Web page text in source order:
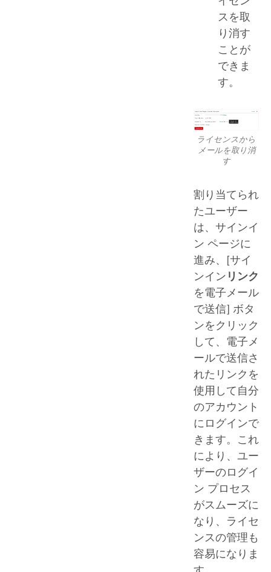
スを取
り消す
ことが
できま
す。
ライセンスから
メールを取り消
す
割り当てられ
たユーザー
は、サインイ
ン ページに
進み、[サイ
ンイン リンク
を電子メール
で送信] ボタ
ンをクリック
して、電子メ
ールで送信さ
れたリンクを
使用して自分
のアカウント
にログインで
きます。これ
により、ユー
ザーのログイ
ン プロセス
がスムーズに
なり、ライセ
ンスの管理も
容易になりま